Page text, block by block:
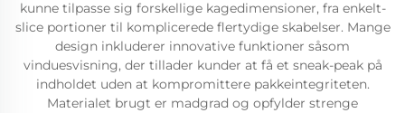
kunne tilpasse sig forskellige kagedimensioner, fra enkelt-
slice portioner til komplicerede flertydige skabelser. Mange
design inkluderer innovative funktioner såsom
vinduesvisning, der tillader kunder at få et sneak-peak på
indholdet uden at kompromittere pakkeintegriteten.
Materialet brugt er madgrad og opfylder strenge